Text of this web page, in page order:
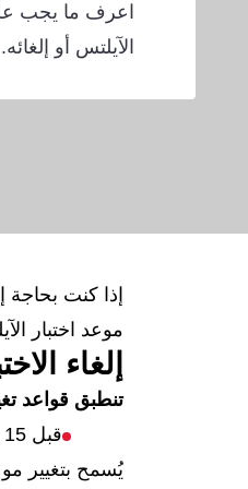
اعرف ما يجب
الآيلتس أو إلغائه.
إذا كنت بحاجة
موعد اختبار
إلغاء
تنطبق قواعد
قبل 15 يوماً أو أكثر من موعد اختبار الاستماع، والقراءة، والكتابة
يُسمح بتغيير